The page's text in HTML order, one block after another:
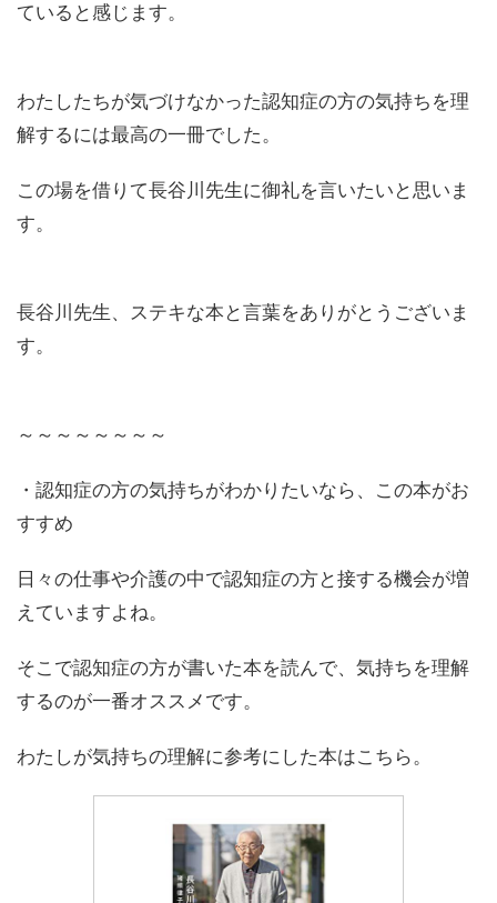
ていると感じます。
わたしたちが気づけなかった認知症の方の気持ちを理
解するには最高の一冊でした。
この場を借りて長谷川先生に御礼を言いたいと思いま
す。
長谷川先生、ステキな本と言葉をありがとうございま
す。
～～～～～～～～
・認知症の方の気持ちがわかりたいなら、この本がお
すすめ
日々の仕事や介護の中で認知症の方と接する機会が増
えていますよね。
そこで認知症の方が書いた本を読んで、気持ちを理解
するのが一番オススメです。
わたしが気持ちの理解に参考にした本はこちら。